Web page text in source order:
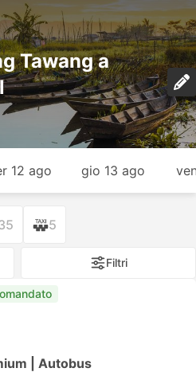
Tawang a
12 ago gio 13 ago
5
Filtri
| Autobus